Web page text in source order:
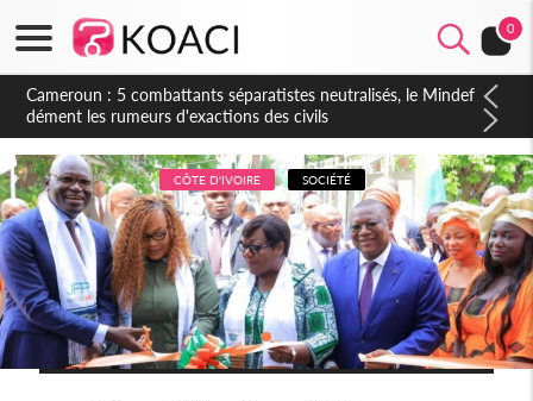
0
Côte d'Ivoire : Violences tragiques à Kossandji (Mé) ayant fait
03 morts, Achi : « les auteurs de ces actes seront identifiés,
interpellés et traduits devant la justice »
CÔTE D'IVOIRE SOCIÉTÉ